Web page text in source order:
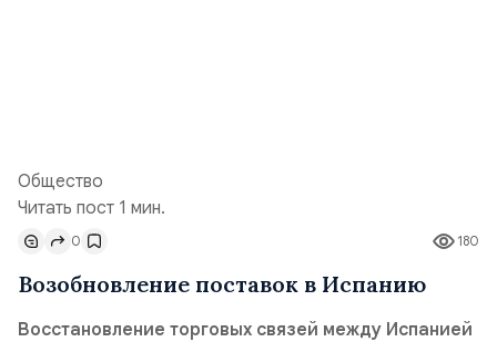
Общество
Читать пост 1 мин.
180
0
Возобновление поставок в Испанию
Восстановление торговых связей между Испанией